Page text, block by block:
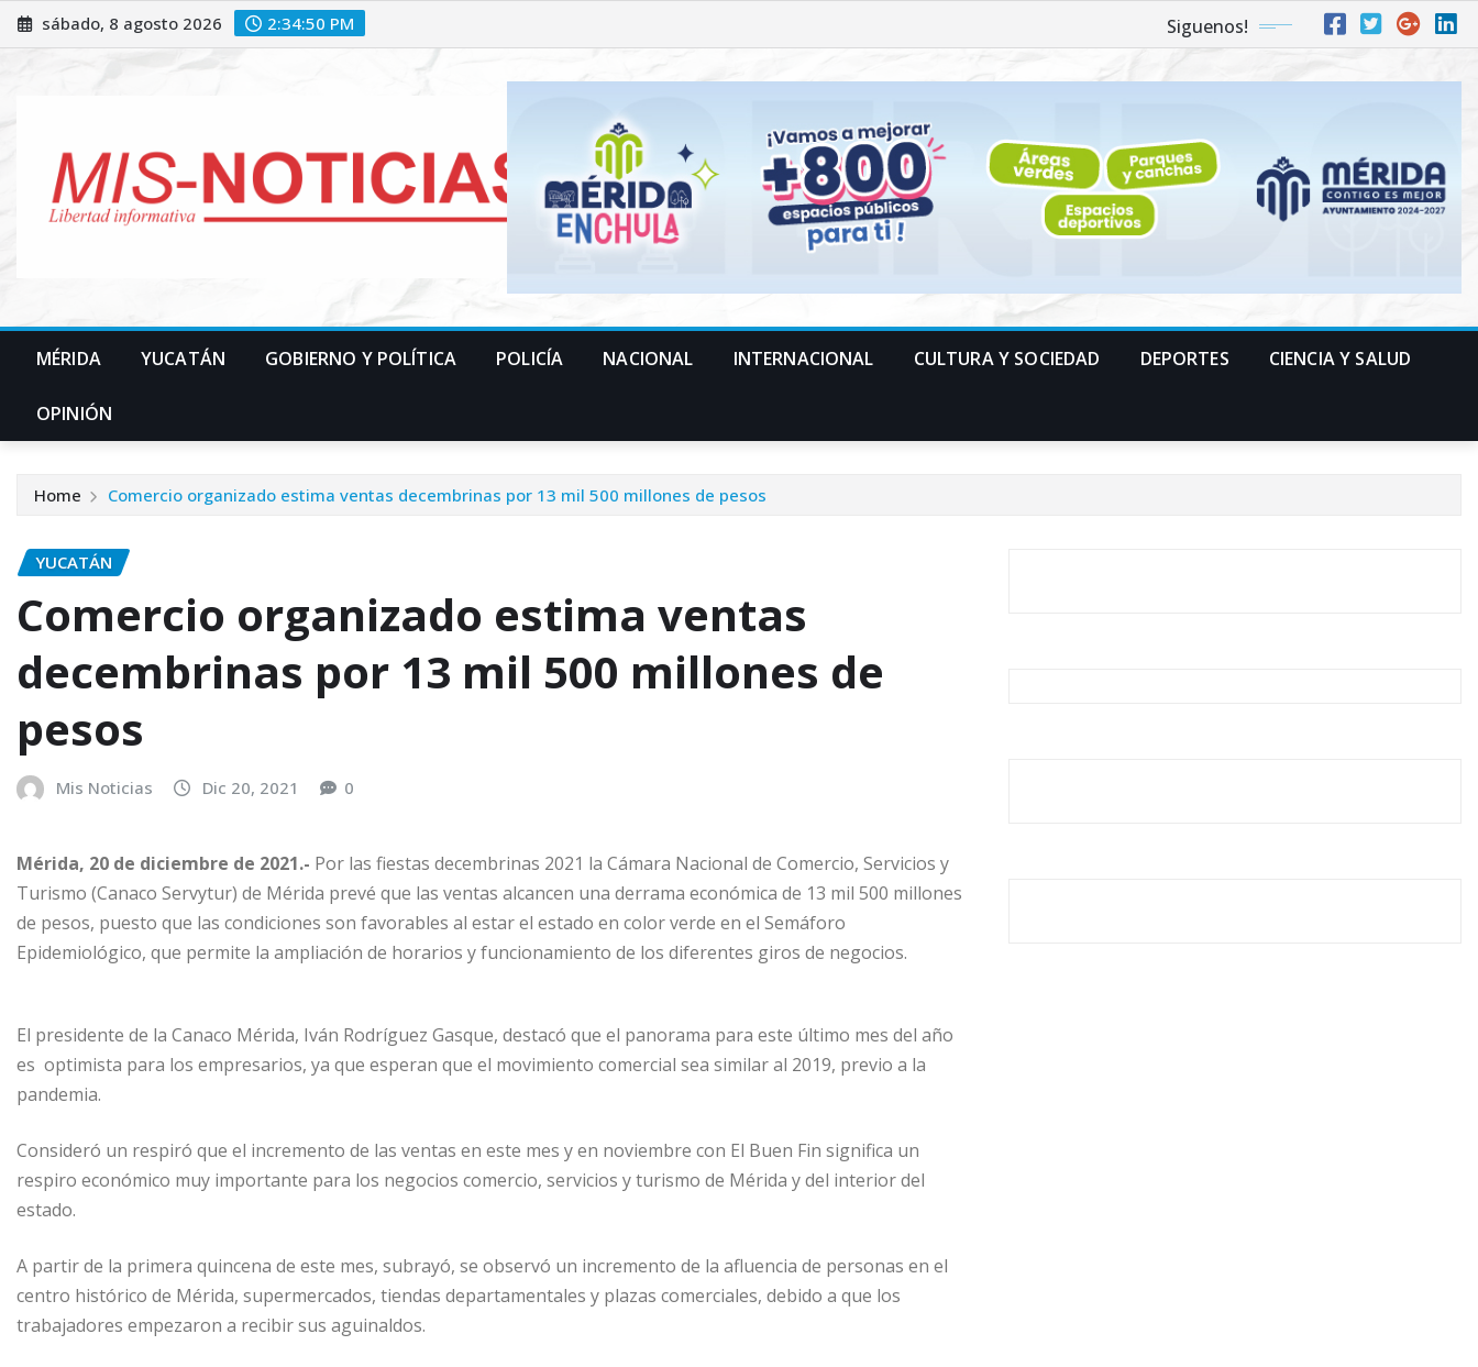
Skip
to
sábado, 8 agosto 2026 2:34:51 PM Siguenos!
MÉRIDA YUCATÁN GOBIERNO Y POLÍTICA POLICÍA NACIONAL INTERNACIONAL CULTURA Y SOCIEDAD DEPORTES CIENCIA Y SALUD
OPINIÓN
Home Comercio organizado estima ventas decembrinas por 13 mil 500 millones de pesos
YUCATÁN
Comercio organizado estima ventas
decembrinas por 13 mil 500 millones de
pesos
Mis Noticias Dic 20, 2021 0
Mérida, 20 de diciembre de 2021.- Por las fiestas decembrinas 2021 la Cámara Nacional de Comercio, Servicios y
Turismo (Canaco Servytur) de Mérida prevé que las ventas alcancen una derrama económica de 13 mil 500 millones
de pesos, puesto que las condiciones son favorables al estar el estado en color verde en el Semáforo
Epidemiológico, que permite la ampliación de horarios y funcionamiento de los diferentes giros de negocios.
El presidente de la Canaco Mérida, Iván Rodríguez Gasque, destacó que el panorama para este último mes del año
es optimista para los empresarios, ya que esperan que el movimiento comercial sea similar al 2019, previo a la
pandemia.
Consideró un respiró que el incremento de las ventas en este mes y en noviembre con El Buen Fin significa un
respiro económico muy importante para los negocios comercio, servicios y turismo de Mérida y del interior del
estado.
A partir de la primera quincena de este mes, subrayó, se observó un incremento de la afluencia de personas en el
centro histórico de Mérida, supermercados, tiendas departamentales y plazas comerciales, debido a que los
trabajadores empezaron a recibir sus aguinaldos.